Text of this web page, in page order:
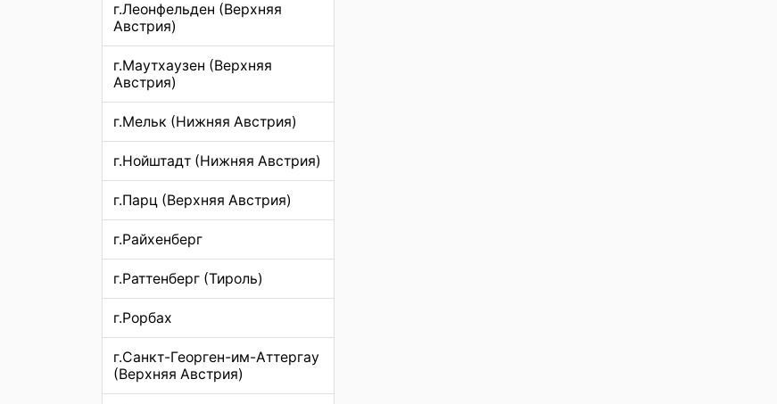
г.Леонфельден (Верхняя
Австрия)
г.Маутхаузен (Верхняя
Австрия)
г.Мельк (Нижняя Австрия)
г.Нойштадт (Нижняя Австрия)
г.Парц (Верхняя Австрия)
г.Райхенберг
г.Раттенберг (Тироль)
г.Рорбах
г.Санкт-Георген-им-Аттергау
(Верхняя Австрия)